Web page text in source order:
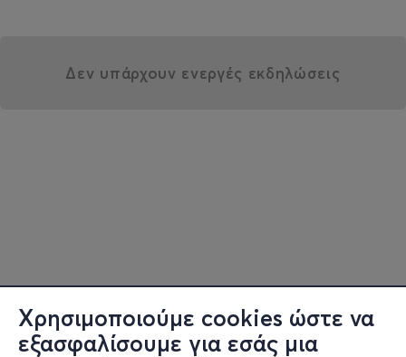
Χρησιμοποιούμε cookies ώστε να
εξασφαλίσουμε για εσάς μια
Δεν υπάρχουν ενεργές εκδηλώσεις